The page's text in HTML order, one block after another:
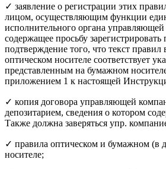
✓ заявление о регистрации этих
лицом, осуществляющим функции
исполнительного органа
содержащее просьбу зарегистрировать
подтверждение того, что текст правил
оптическом носителе соответствует
представленным на бумажном
приложением 1 к настоящей
✓ копия договора управляющей
депозитарием, сведения о котором
Также должна заверяться упр.
✓ правила оптическом и бумажном (в
носителе;